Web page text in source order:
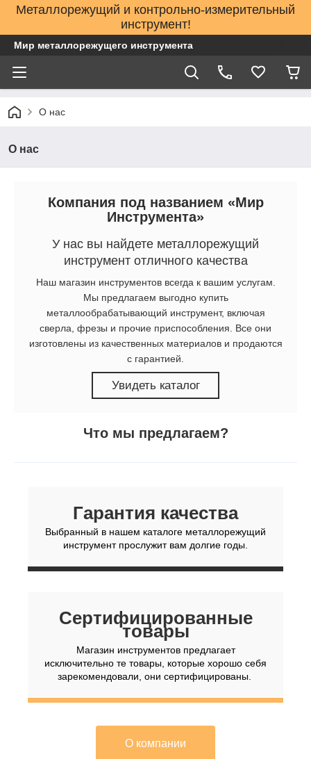
Металлорежущий и контрольно-измерительный
инструмент!
Мир металлорежущего инструмента
О нас
О нас
Компания под названием «Мир
Инструмента»
У нас вы найдете металлорежущий
инструмент отличного качества
Наш магазин инструментов всегда к вашим услугам.
Мы предлагаем выгодно купить
металлообрабатывающий инструмент, включая
сверла, фрезы и прочие приспособления. Все они
изготовлены из качественных материалов и продаются
с гарантией.
Увидеть каталог
Что мы предлагаем?
Гарантия качества
Выбранный в нашем каталоге металлорежущий
инструмент прослужит вам долгие годы.
Сертифицированные
товары
Магазин инструментов предлагает
исключительно те товары, которые хорошо себя
зарекомендовали, они сертифицированы.
О компании